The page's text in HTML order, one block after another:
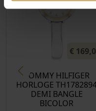
€
TOMMY HILFIGER
HORLOGE
DEMI BANGLE
BICOLOR